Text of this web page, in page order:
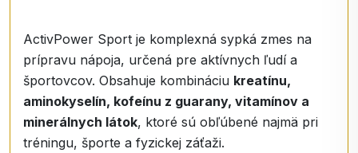
ActivPower Sport je komplexná sypká zmes na
prípravu nápoja, určená pre aktívnych ľudí a
športovcov. Obsahuje kombináciu kreatínu,
aminokyselín, kofeínu z guarany, vitamínov a
minerálnych látok, ktoré sú obľúbené najmä pri
tréningu, športe a fyzickej záťaži.